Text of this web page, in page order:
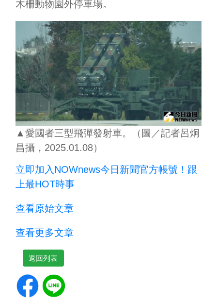
木柵動物園外停車場。
▲愛國者三型飛彈發射車。（圖／記者呂炯
昌攝，2025.01.08）
立即加入NOWnews今⽇新聞官⽅帳號！跟
上最HOT時事
查看原始文章
查看更多文章
返回列表